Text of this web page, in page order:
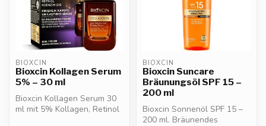
BIOXCIN
Bioxcin Kollagen Serum
5% – 30 ml
Bioxcin Kollagen Serum 30
ml mit 5% Kollagen, Retinol
BIOXCIN
Bioxcin Suncare
Bräunungsöl SPF 15 –
200 ml
Bioxcin Sonnenöl SPF 15 –
200 ml. Bräunendes